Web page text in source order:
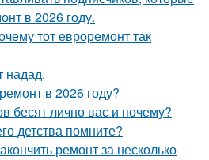
в 2026 году.
тот евроремонт так
надад.
в 2026 году?
бесят лично вас и почему?
детства помните?
ремонт за несколько